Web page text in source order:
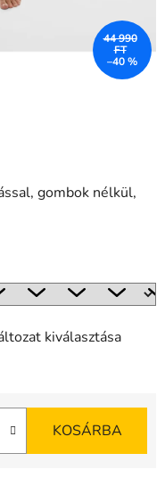
gombok nélkül,
kiválasztása
KOSÁRBA
44 990
FT
–40 %